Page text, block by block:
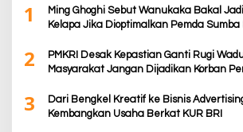
1
Ming Ghoghi Sebut Wanukaka Bakal
Kelapa Jika Dioptimalkan Pemda
2
PMKRI Desak Kepastian Ganti Rugi
Masyarakat Jangan Dijadikan Korban
3
Dari Bengkel Kreatif ke Bisnis
Kembangkan Usaha Berkat KUR BRI